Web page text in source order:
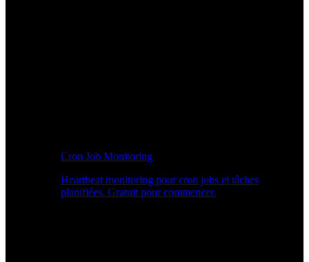
Cron Job Monitoring
Heartbeat monitoring pour cron jobs et tâches
planifiées. Gratuit pour commencer.